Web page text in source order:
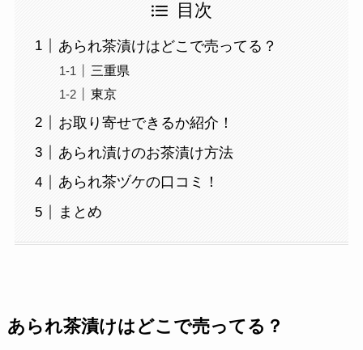
目次
あられ茶漬けはどこで売ってる？
三重県
東京
お取り寄せできるか紹介！
あられ漬けのお茶漬け方法
あられ茶ヅケの口コミ！
まとめ
あられ茶漬けはどこで売ってる？